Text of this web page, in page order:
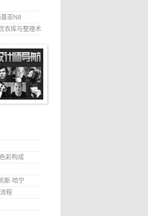
基亚N8
衣库与整理术
彩构成
斯·哈宁
程